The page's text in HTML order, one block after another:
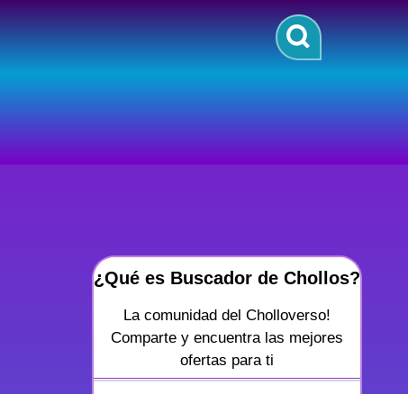
¿Qué es Buscador de Chollos?
La comunidad del Cholloverso!
Comparte y encuentra las mejores
ofertas para ti